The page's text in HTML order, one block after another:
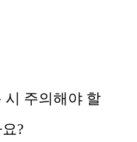
시 주의해야 할
?